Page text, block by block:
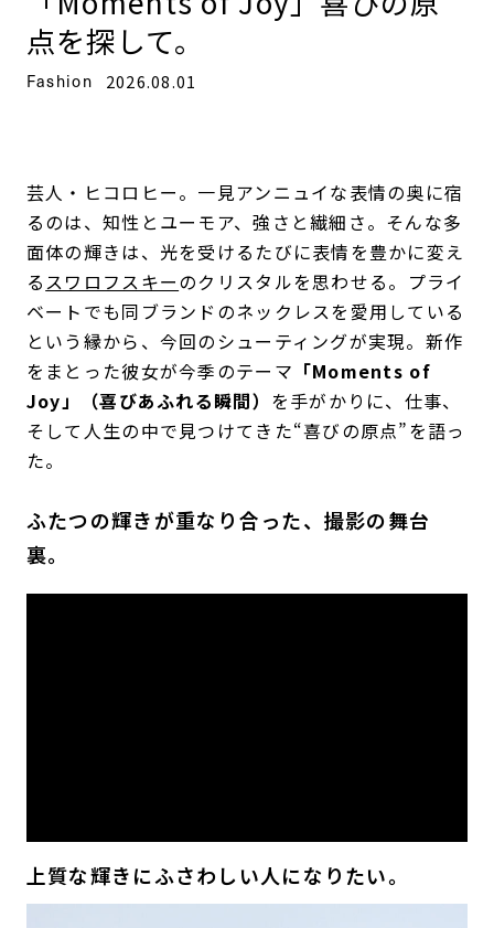
点を探して。
Fashion 2026.08.01
芸人・ヒコロヒー。一見アンニュイな表情の奥に宿
るのは、知性とユーモア、強さと繊細さ。そんな多
面体の輝きは、光を受けるたびに表情を豊かに変え
る スワロフスキーのクリスタルを思わせる。プライ
ベートでも同ブランドのネックレスを愛用している
という縁から、今回のシューティングが実現。新作
をまとった彼女が今季のテーマ 「Moments of
Joy」（喜びあふれる瞬間） を手がかりに、仕事、
そして人生の中で見つけてきた“喜びの原点”を語っ
た。
ふたつの輝きが重なり合った、撮影の舞台
裏。
上質な輝きにふさわしい人になりたい。